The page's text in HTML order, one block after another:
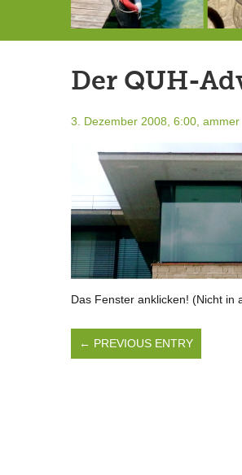
Der QUH-
3. Dezember 2008, 6:00, ammer
Das Fenster anklicken! (Nicht in
← PREVIOUS ENTRY